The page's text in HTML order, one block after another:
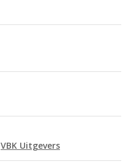
VBK Uitgevers